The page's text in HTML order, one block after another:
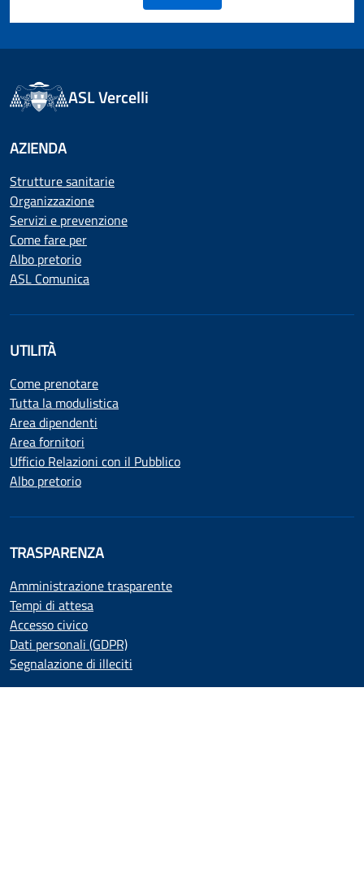
ASL Vercelli
AZIENDA
Strutture sanitarie
Organizzazione
Servizi e prevenzione
Come fare per
Albo pretorio
ASL Comunica
UTILITÀ
Come prenotare
Tutta la modulistica
Area dipendenti
Area fornitori
Ufficio Relazioni con il Pubblico
Albo pretorio
TRASPARENZA
Amministrazione trasparente
Tempi di attesa
Accesso civico
Dati personali (GDPR)
Segnalazione di illeciti